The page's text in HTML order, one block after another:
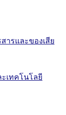
ารและของเสีย
เทคโนโลยี